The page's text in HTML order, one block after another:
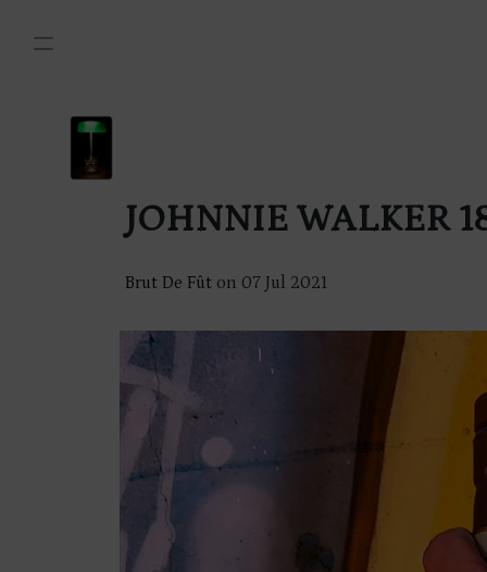
JOHNNIE WALKER
Brut De Fût on 07 Jul 2021